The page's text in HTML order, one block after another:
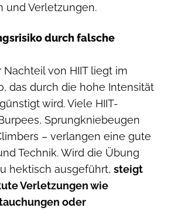
und Verletzungen.
durch falsche
von HIIT liegt im
das durch die hohe Intensität
wird. Viele HIIT-
Sprungkniebeugen
– verlangen eine gute
Technik. Wird die Übung
hektisch ausgeführt, steigt
Verletzungen wie
oder